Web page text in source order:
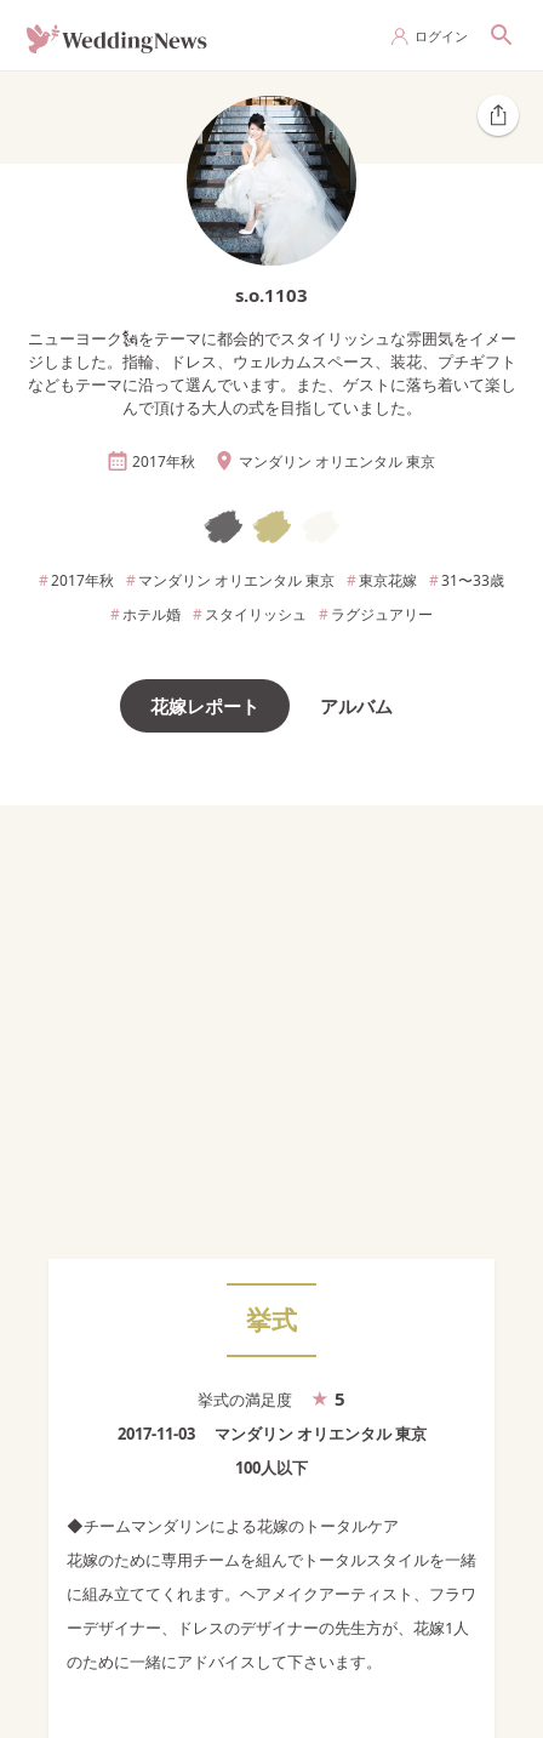
ログイン
s.o.1103
ニューヨーク🗽をテーマに都会的でスタイリッシュな雰囲気をイメー
ジしました。指輪、ドレス、ウェルカムスペース、装花、プチギフト
などもテーマに沿って選んでいます。また、ゲストに落ち着いて楽し
んで頂ける大人の式を目指していました。
2017年秋 マンダリン オリエンタル 東京
2017年秋 マンダリン オリエンタル 東京 東京花嫁 31〜33歳
ホテル婚
スタイリッシュ ラグジュアリー
花嫁レポート アルバム
挙式
挙式の満足度 5
2017-11-03
マンダリン オリエンタル 東京
100人以下
◆チームマンダリンによる花嫁のトータルケア
花嫁のために専用チームを組んでトータルスタイルを一緒
に組み立ててくれます。ヘアメイクアーティスト、フラワ
ーデザイナー、ドレスのデザイナーの先生方が、花嫁1人
のために一緒にアドバイスして下さいます。